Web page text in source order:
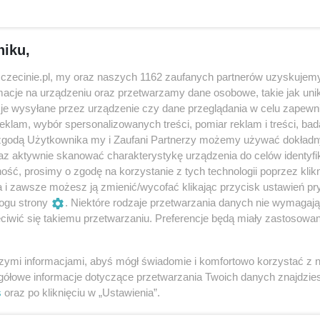
nie tylko serce, ale i duszę opowie jego wieloletni
wieżowego – wnętrze, Wieża Zegarowa – z zewnątrz na
szczecińskiego zamku jest kunsztownie
oryginalnym wyglądem. Na głównej, godzinowej tarczy
w ustach ma cyfrę wskazującą dzień miesiąca. Jego
nosa. Dolna tarcza wskazująca kwadranse,
wygasłej w 1637 roku dynastii Gryfitów. Lwy
wdzięczności dla szczecinian za pomoc w walce z
na Pomorzu Szwedów, dla których zamek był
złotą kulę w górnej części zegara, obracającą
uderza w dwa dzwony, wybija prawą ręką mijające
my oraz naszych 1162 zaufanych partnerów
na urządzeniu oraz przetwarzamy dane osobowe, takie jak
wysyłane przez urządzenie czy dane przeglądania w celu
wybór spersonalizowanych treści, pomiar reklam i treści,
Użytkownika my i Zaufani Partnerzy możemy używać
aktywnie skanować charakterystykę urządzenia do celów
prosimy o zgodę na korzystanie z tych technologii poprzez
i zawsze możesz ją zmienić/wycofać klikając przycisk ustawień
strony
. Niektóre rodzaje przetwarzania danych nie
się takiemu przetwarzaniu. Preferencje będą miały
informacjami, abyś mógł świadomie i komfortowo korzystać z
informacje dotyczące przetwarzania Twoich danych
oraz po kliknięciu w „Ustawienia”.